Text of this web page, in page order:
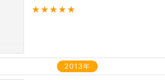
★★★★★
2013年